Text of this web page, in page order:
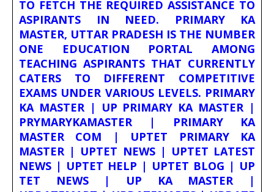
TO FETCH THE REQUIRED ASSISTANCE TO
ASPIRANTS IN NEED. PRIMARY KA
MASTER, UTTAR PRADESH IS THE NUMBER
ONE EDUCATION PORTAL AMONG
TEACHING ASPIRANTS THAT CURRENTLY
CATERS TO DIFFERENT COMPETITIVE
EXAMS UNDER VARIOUS LEVELS. PRIMARY
KA MASTER | UP PRIMARY KA MASTER |
PRYMARYKAMASTER | PRIMARY KA
MASTER COM | UPTET PRIMARY KA
MASTER | UPTET NEWS | UPTET LATEST
NEWS | UPTET HELP | UPTET BLOG | UP
TET NEWS | UP KA MASTER |